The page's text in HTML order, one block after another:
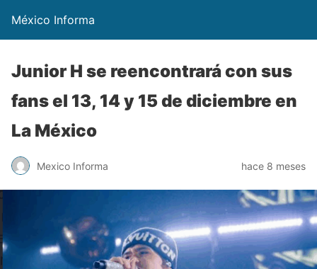
México Informa
Junior H se reencontrará con sus
fans el 13, 14 y 15 de diciembre en
La México
Mexico Informa hace 8 meses